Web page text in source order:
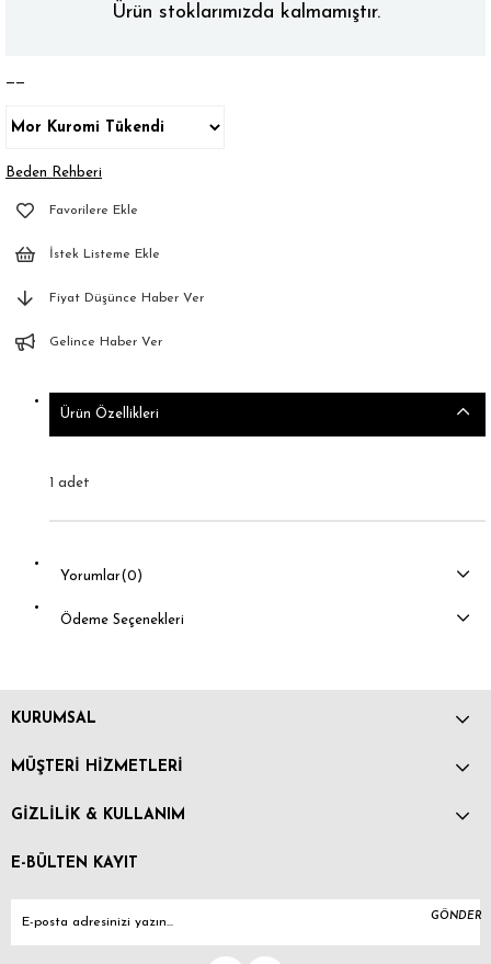
Ürün stoklarımızda kalmamıştır.
——
Beden Rehberi
Favorilere Ekle
İstek Listeme Ekle
Fiyat Düşünce Haber Ver
Gelince Haber Ver
Ürün Özellikleri
1 adet
Yorumlar(0)
Ödeme Seçenekleri
KURUMSAL
MÜŞTERİ HİZMETLERİ
GİZLİLİK & KULLANIM
E-BÜLTEN KAYIT
GÖNDER